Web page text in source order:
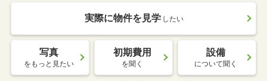
実際に物件を見学 したい
写真
をもっと見たい
初期費用
を聞く
設備
について聞く